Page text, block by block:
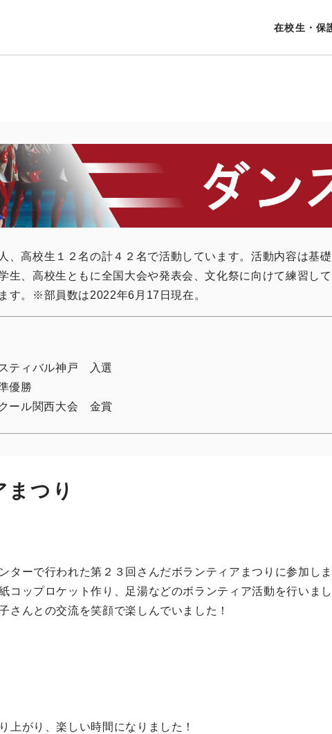
在校生・保
、高校生１２名の計４２名で活動しています。活動内容は基
生、高校生ともに全国大会や発表会、文化祭に向けて練習し
す。※部員数は2022年6月17日現在。
ティバル神戸 入選
優勝
ール関西大会 金賞
つり
ターで行われた第２３回さんだボランティアまつりに参加し
コップロケット作り、足湯などのボランティア活動を行いま
さんとの交流を笑顔で楽しんでいました！
上がり、楽しい時間になりました！